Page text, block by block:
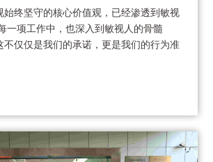
始终坚守的核心价值观，已经渗透到敏视
一项工作中，也深入到敏视人的骨髓
不仅仅是我们的承诺，更是我们的行为准